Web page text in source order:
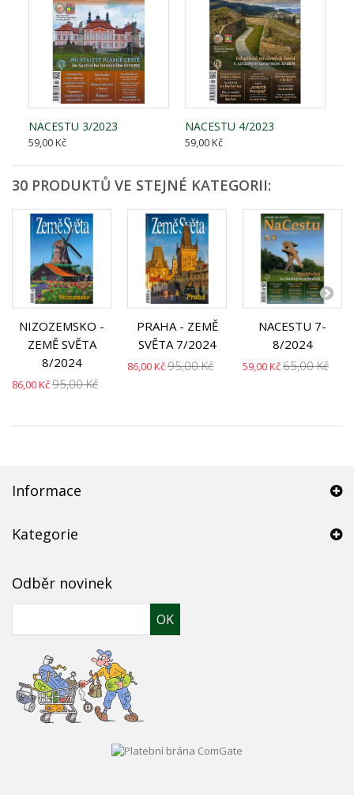
NACESTU 3/2023
59,00 Kč
NACESTU 4/2023
59,00 Kč
30 PRODUKTŮ VE STEJNÉ KATEGORII:
NIZOZEMSKO -
ZEMĚ SVĚTA
8/2024
86,00 Kč95,00 Kč
PRAHA - ZEMĚ
SVĚTA 7/2024
86,00 Kč95,00 Kč
NACESTU 7-
8/2024
59,00 Kč65,00 Kč
Informace
Kategorie
Odběr novinek
OK